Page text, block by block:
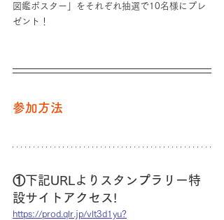
図鑑ポスター」をそれぞれ抽選で10名様にプレ
ゼント！
参加方法
①下記URLよりスタンプラリー特
設サイトアクセス!
https://prod.qlr.jp/vlt3d1yu?